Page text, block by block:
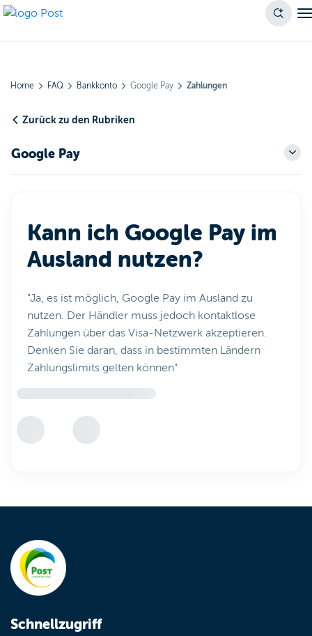
Home FAQ Bankkonto Google Pay Zahlungen
Zurück zu den Rubriken
Google Pay
Kann ich Google Pay im
Ausland nutzen?
"Ja, es ist möglich, Google Pay im Ausland zu
nutzen. Der Händler muss jedoch kontaktlose
Zahlungen über das Visa-Netzwerk akzeptieren.
Denken Sie daran, dass in bestimmten Ländern
Zahlungslimits gelten können"
Schnellzugriff